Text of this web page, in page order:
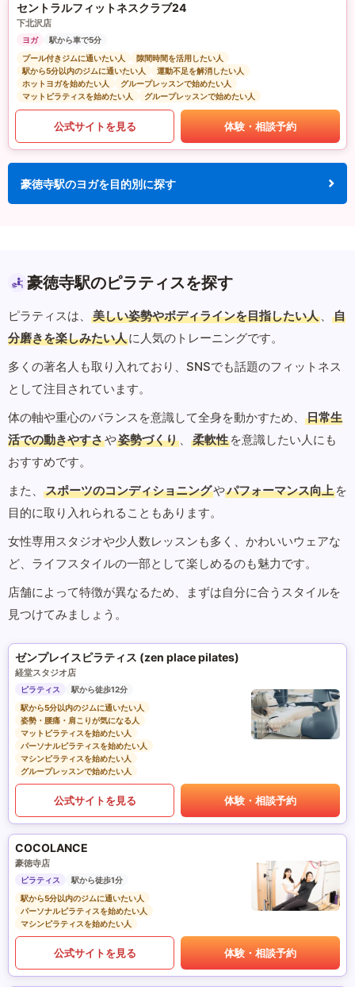
セントラルフィットネスクラブ24
下北沢店
ヨガ
駅から車で5分
プール付きジムに通いたい人
隙間時間を活用したい人
駅から5分以内のジムに通いたい人
運動不足を解消したい人
ホットヨガを始めたい人
グループレッスンで始めたい人
マットピラティスを始めたい人
グループレッスンで始めたい人
公式サイトを見る 体験・相談予約
豪徳寺駅のヨガを目的別に探す
豪徳寺駅のピラティスを探す
ピラティスは、 美しい姿勢やボディラインを目指したい人 、
自
分磨きを楽しみたい人に人気のトレーニングです。
多くの著名人も取り入れており、SNSでも話題のフィットネス
として注目されています。
体の軸や重心のバランスを意識して全身を動かすため、
日常生
活での動きやすさや姿勢づくり 、 柔軟性 を意識したい人にも
おすすめです。
また、
スポーツのコンディショニングやパフォーマンス向上 を
目的に取り入れられることもあります。
女性専用スタジオや少人数レッスンも多く、かわいいウェアな
ど、ライフスタイルの一部として楽しめるのも魅力です。
店舗によって特徴が異なるため、まずは自分に合うスタイルを
見つけてみましょう。
ゼンプレイスピラティス (zen place pilates)
経堂スタジオ店
ピラティス
駅から徒歩12分
駅から5分以内のジムに通いたい人
姿勢・腰痛・肩こりが気になる人
マットピラティスを始めたい人
パーソナルピラティスを始めたい人
マシンピラティスを始めたい人
グループレッスンで始めたい人
公式サイトを見る 体験・相談予約
COCOLANCE
豪徳寺店
ピラティス
駅から徒歩1分
駅から5分以内のジムに通いたい人
パーソナルピラティスを始めたい人
マシンピラティスを始めたい人
公式サイトを見る 体験・相談予約